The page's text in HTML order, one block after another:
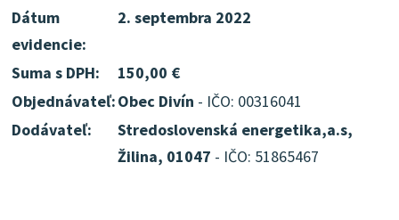
Dátum
evidencie:
2. septembra 2022
Suma s DPH:
150,00 €
Objednávateľ:Obec Divín - IČO: 00316041
Dodávateľ:
Stredoslovenská energetika,a.s,
Žilina, 01047 - IČO: 51865467